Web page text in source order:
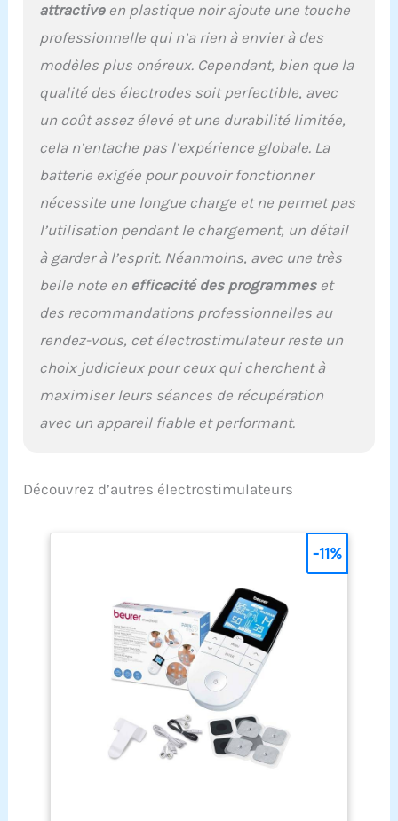
attractiveen plastique noir ajoute une touche
professionnelle qui n’a rien à envier à des
modèles plus onéreux. Cependant, bien que la
qualité des électrodes soit perfectible, avec
un coût assez élevé et une durabilité limitée,
cela n’entache pas l’expérience globale. La
batterie exigée pour pouvoir fonctionner
nécessite une longue charge et ne permet pas
l’utilisation pendant le chargement, un détail
à garder à l’esprit. Néanmoins, avec une très
belle note en efficacité des programmeset
des recommandations professionnelles au
rendez-vous, cet électrostimulateur reste un
choix judicieux pour ceux qui cherchent à
maximiser leurs séances de récupération
avec un appareil fiable et performant.
Découvrez d’autres électrostimulateurs
-11%